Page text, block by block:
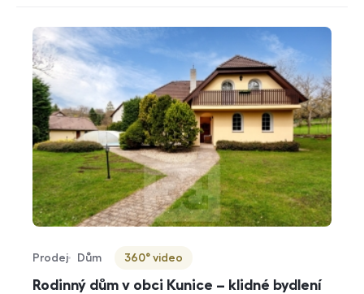
Rodinný dům v obci Kunice – klidné bydlení
Typ nabídky
Prodej
Typ nemovitosti
Dům
Virtuální prohlídka
360° video